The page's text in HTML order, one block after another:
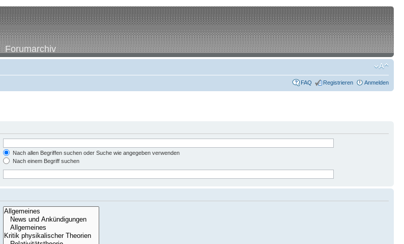
Forumarchiv
FAQ Registrieren Anmelden
Nach allen Begriffen suchen oder Suche wie angegeben verwenden
Nach einem Begriff suchen